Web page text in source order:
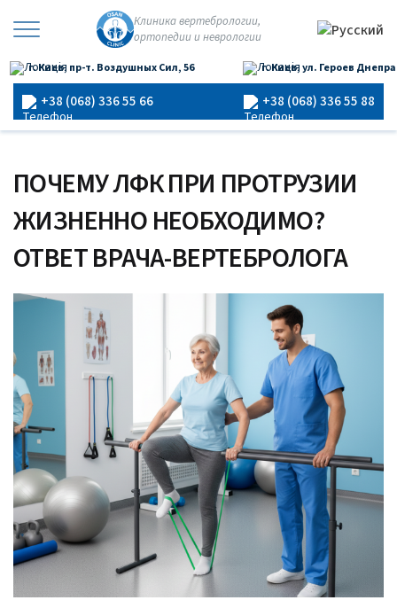
содержимому
Клиника вертебрологии,
ортопедии и неврологии
г. Киев, пр-т. Воздушных Сил, 56 г. Киев, ул. Героев Днепра
+38 (068) 336 55 66 +38 (068) 336 55 88
Главная›Блог›Почему ЛФК при протрузии жизненно
необходимо? Ответ врача-вертебролога
ПОЧЕМУ ЛФК ПРИ ПРОТРУЗИИ
ЖИЗНЕННО НЕОБХОДИМО?
ОТВЕТ ВРАЧА-ВЕРТЕБРОЛОГА
×